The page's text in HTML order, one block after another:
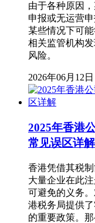
由于各种原因
申报或无运营
某些情况下可
相关监管机构
风险。
2026年06月12日
2025年香港
常见误区详解
香港凭借其税
大量企业在此
可避免的义务
港税务局提供
的重要政策。